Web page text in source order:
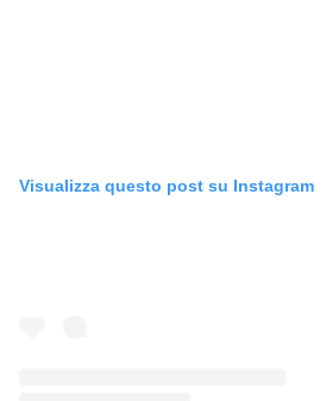
Visualizza questo post su Instagram